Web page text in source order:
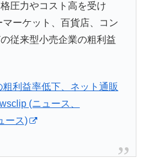
圧力やコスト高を受け
ーケット、百貨店、コン
従来型小売企業の粗利益
利益率低下、ネット通販
(ニュース、
ース)